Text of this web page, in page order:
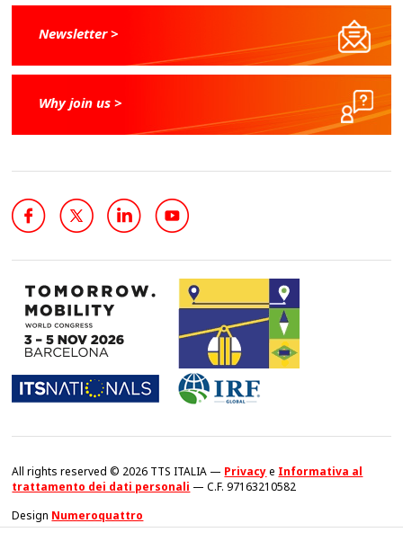
Newsletter >
Why join us >
All rights reserved © 2026 TTS ITALIA — Privacye Informativa al
trattamento dei dati personali — C.F. 97163210582
Design Numeroquattro